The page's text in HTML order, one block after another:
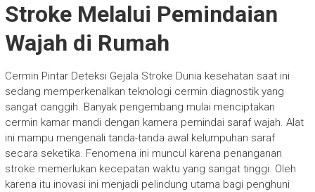
Stroke Melalui Pemindaian
Wajah di Rumah
Cermin Pintar Deteksi Gejala Stroke Dunia kesehatan saat ini
sedang memperkenalkan teknologi cermin diagnostik yang
sangat canggih. Banyak pengembang mulai menciptakan
cermin kamar mandi dengan kamera pemindai saraf wajah. Alat
ini mampu mengenali tanda-tanda awal kelumpuhan saraf
secara seketika. Fenomena ini muncul karena penanganan
stroke memerlukan kecepatan waktu yang sangat tinggi. Oleh
karena itu inovasi ini menjadi pelindung utama bagi penghuni